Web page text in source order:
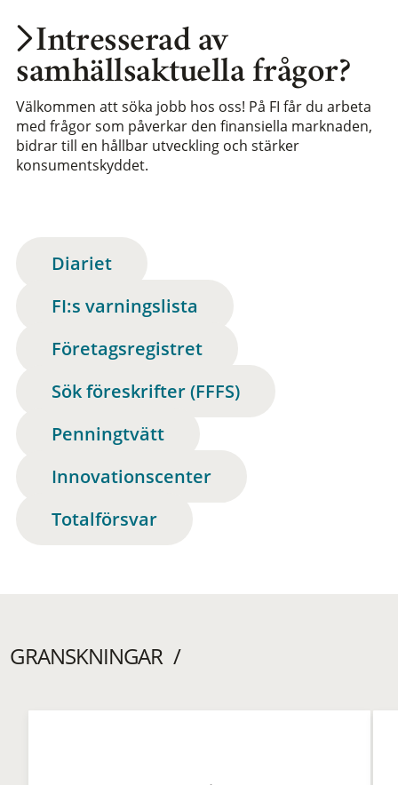
Intresserad av
samhällsaktuella frågor?
Välkommen att söka jobb hos oss! På FI får du arbeta
med frågor som påverkar den finansiella marknaden,
bidrar till en hållbar utveckling och stärker
konsumentskyddet.
Diariet
FI:s varningslista
Företagsregistret
Sök föreskrifter (FFFS)
Penningtvätt
Innovationscenter
Totalförsvar
GRANSKNINGAR